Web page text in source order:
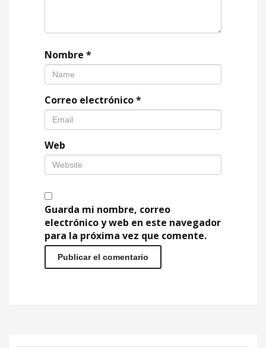
Nombre *
Correo electrónico*
Web
Guarda mi nombre, correo
electrónico y web en este navegador
para la próxima vez que comente.